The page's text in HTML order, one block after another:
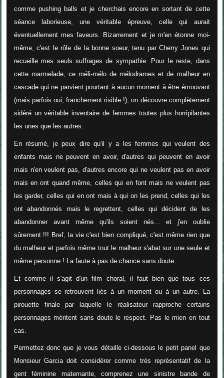
comme pushing balls et je cherchais encore en sortant de cette
séance laborieuse, une véritable épreuve, celle qui aurait
éventuellement mes faveurs. Bizarrement et je m'en étonne moi-
même, c'est le rôle de la bonne soeur, tenu par Cherry Jones qui
recueille mes seuls suffrages de sympathie. Pour le reste, dans
cette marmelade, ce méli-mélo de mélodrames et de malheur en
cascade qui ne parvient pourtant à aucun moment à être émouvant
(mais parfois oui, franchement risible !), on découvre complètement
sidéré un véritable inventaire de femmes toutes plus horripilantes
les unes que les autres.
En résumé, je peux dire qu'il y a les femmes qui veulent des
enfants mais ne peuvent en avoir, d'autres qui peuvent en avoir
mais n'en veulent pas, d'autres encore qui ne veulent pas en avoir
mais en ont quand même, celles qui en font mais ne veulent pas
les garder, celles qui en ont mais à qui on les prend, celles qui les
ont abandonnés mais le regrettent, celles qui décident de les
abandonner avant même qu'ils soient nés... et j'en oublie
sûrement !!! Bref, la vie c'est bien compliqué, c'est même rien que
du malheur et parfois même tout le malheur s'abat sur une seule et
même personne ! La faute à pas de chance sans doute.
Et comme il s'agit d'un film choral, il faut bien que tous ces
personnages se retrouvent liés à un moment ou à un autre. La
pirouette finale par laquelle le réalisateur rapproche certains
personnages méritent sans doute le respect. Pas le mien en tout
cas.
Permettez donc que je vous détaille ci-dessous le petit panel que
Monsieur Garcia doit considérer comme très représentatif de la
gent féminine maternante, comprenez une sinistre bande de